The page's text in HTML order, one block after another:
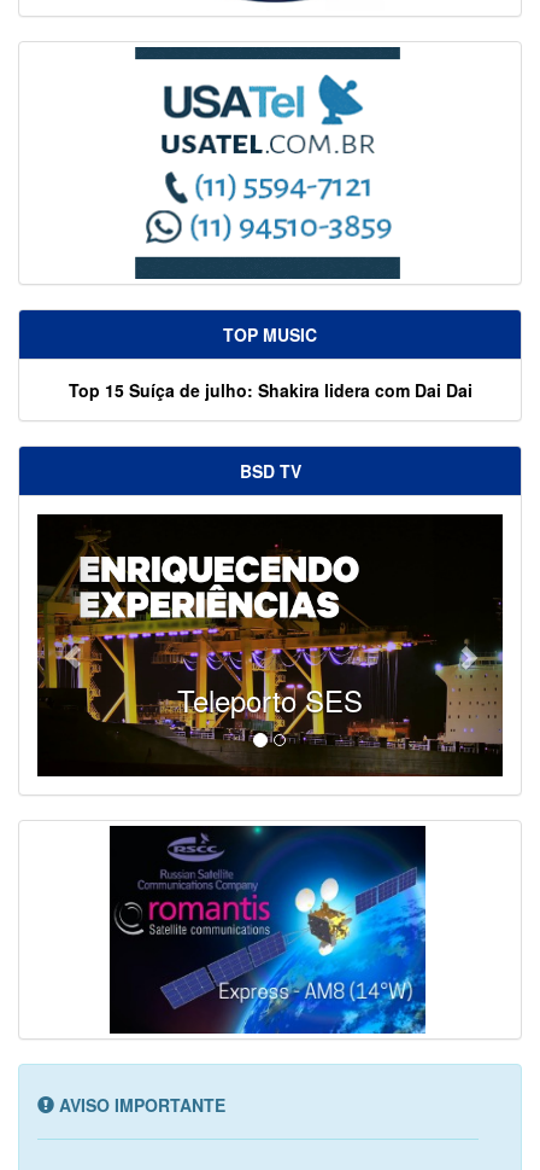
TOP MUSIC
Top 15 Suíça de julho: Shakira lidera com Dai Dai
BSD TV
Teleporto SES
AVISO IMPORTANTE